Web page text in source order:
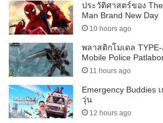
ประวัติศาสตร์ของ
Man Brand New Day
10 hours ago
พลาสติกโมเดล
Mobile Police
11 hours ago
Emergency Buddies
วุ่น
12 hours ago